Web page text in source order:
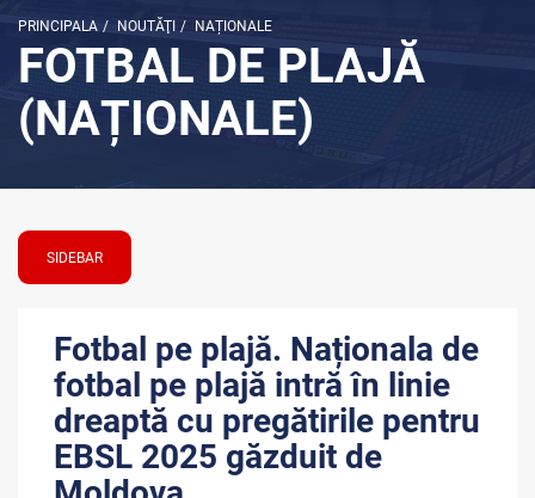
PRINCIPALA / NOUTĂŢI / NAȚIONALE
FOTBAL DE PLAJĂ
(NAȚIONALE)
SIDEBAR
Fotbal pe plajă. Naționala de
fotbal pe plajă intră în linie
dreaptă cu pregătirile pentru
EBSL 2025 găzduit de